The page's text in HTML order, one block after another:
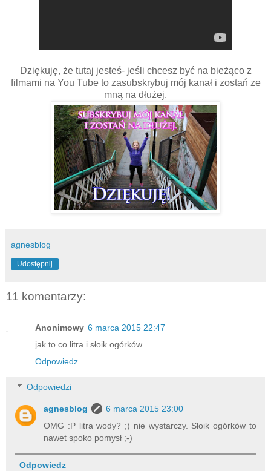
Dziękuję, że tutaj jesteś- jeśli chcesz być na bieżąco z
filmami na You Tube to zasubskrybuj mój kanał i zostań ze
mną na dłużej.
agnesblog
Udostępnij
11 komentarzy:
Anonimowy 6 marca 2015 22:47
jak to co litra i słoik ogórków
Odpowiedz
Odpowiedzi
agnesblog
6 marca 2015 23:00
OMG :P litra wody? ;) nie wystarczy. Słoik ogórków to
nawet spoko pomysł ;-)
Odpowiedz